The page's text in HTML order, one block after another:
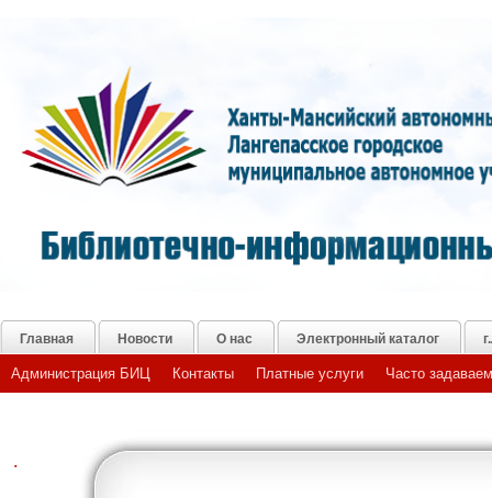
Главная
Администрация БИЦ Контакты Платные услуги Часто
Новости О нас Электронный каталог
.